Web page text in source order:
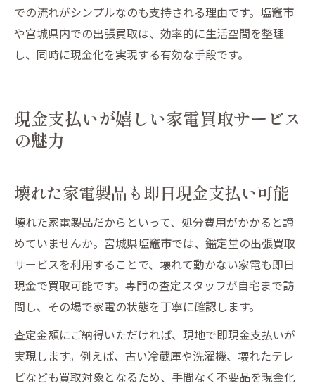
での流れがシンプルなのも支持される理由です。塩竈市
や宮城県内での出張買取は、効率的に生活空間を整理
し、同時に現金化を実現する有効な手段です。
現金支払いが嬉しい家電買取サービス
の魅力
壊れた家電製品も即日現金支払い可能
壊れた家電製品だからといって、処分費用がかかると諦
めていませんか。宮城県塩竈市では、鑑定堂の出張買取
サービスを利用することで、壊れて動かない家電も即日
現金で買取可能です。専門の査定スタッフが自宅まで訪
問し、その場で家電の状態を丁寧に確認します。
査定金額にご納得いただければ、現地で即現金支払いが
実現します。例えば、古い冷蔵庫や洗濯機、壊れたテレ
ビなども買取対象となるため、手間なく不要品を現金化